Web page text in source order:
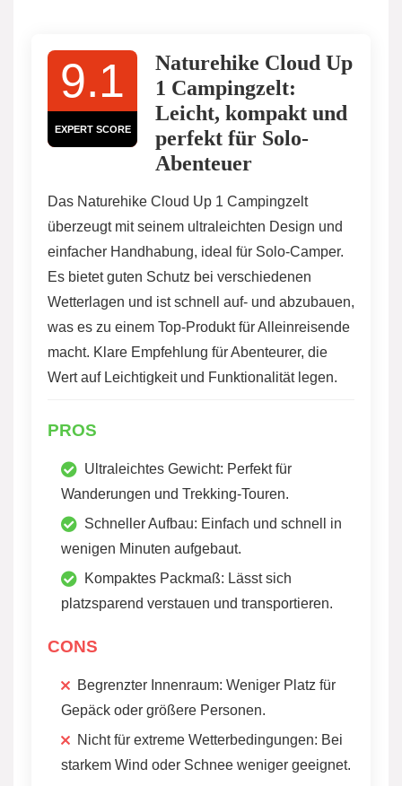
9.1
EXPERT SCORE
Naturehike Cloud Up
1 Campingzelt:
Leicht, kompakt und
perfekt für Solo-
Abenteuer
Das Naturehike Cloud Up 1 Campingzelt
überzeugt mit seinem ultraleichten Design und
einfacher Handhabung, ideal für Solo-Camper.
Es bietet guten Schutz bei verschiedenen
Wetterlagen und ist schnell auf- und abzubauen,
was es zu einem Top-Produkt für Alleinreisende
macht. Klare Empfehlung für Abenteurer, die
Wert auf Leichtigkeit und Funktionalität legen.
PROS
Ultraleichtes Gewicht: Perfekt für
Wanderungen und Trekking-Touren.
Schneller Aufbau: Einfach und schnell in
wenigen Minuten aufgebaut.
Kompaktes Packmaß: Lässt sich
platzsparend verstauen und transportieren.
CONS
Begrenzter Innenraum: Weniger Platz für
Gepäck oder größere Personen.
Nicht für extreme Wetterbedingungen: Bei
starkem Wind oder Schnee weniger geeignet.